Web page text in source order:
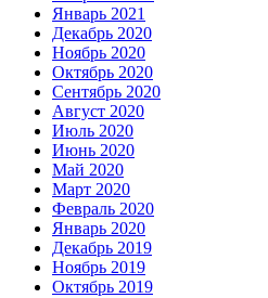
Январь 2021
Декабрь 2020
Ноябрь 2020
Октябрь 2020
Сентябрь 2020
Август 2020
Июль 2020
Июнь 2020
Май 2020
Март 2020
Февраль 2020
Январь 2020
Декабрь 2019
Ноябрь 2019
Октябрь 2019